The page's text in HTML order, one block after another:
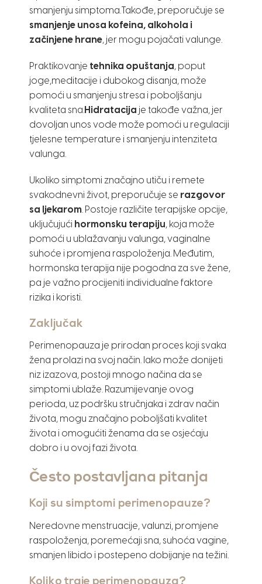
smanjenju simptoma.Takođe, preporučuje se
smanjenje unosa kofeina, alkohola i
začinjene hrane, jer mogu pojačati valunge.
Praktikovanje tehnika opuštanja, poput
joge,meditacije i dubokog disanja, može
pomoći u smanjenju stresa i poboljšanju
kvaliteta sna.Hidratacija je takođe važna, jer
dovoljan unos vode može pomoći u regulaciji
tjelesne temperature i smanjenju intenziteta
valunga.
Ukoliko simptomi značajno utiču i remete
svakodnevni život, preporučuje se razgovor
sa ljekarom. Postoje različite terapijske opcije,
uključujući hormonsku terapiju, koja može
pomoći u ublažavanju valunga, vaginalne
suhoće i promjena raspoloženja. Međutim,
hormonska terapija nije pogodna za sve žene,
pa je važno procijeniti individualne faktore
rizika i koristi.
Zaključak
Perimenopauza je prirodan proces koji svaka
žena prolazi na svoj način. Iako može donijeti
niz izazova, postoji mnogo načina da se
simptomi ublaže. Razumijevanje ovog
perioda, uz podršku stručnjaka i zdrav način
života, mogu značajno poboljšati kvalitet
života i omogućiti ženama da se osjećaju
dobro i u ovoj fazi života.
Često postavljana pitanja
Koji su simptomi perimenopauze?
Neredovne menstruacije, valunzi, promjene
raspoloženja, poremećaji sna, suhoća vagine,
smanjen libido i postepeno dobijanje na težini.